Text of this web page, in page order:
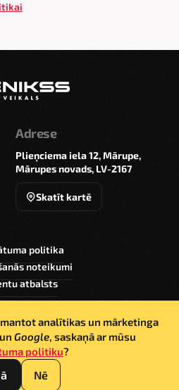
Adrese
Plieņciema iela 12, Mārupe,
Mārupes novads, LV-2167
Skatīt kartē
politika
noteikumi
atbalsts
saturs ir aizsargāts ar
tas pieder “SIA Alfor”
analītikas un mārketinga
un Google, saskaņā ar mūsu
politiku?
Nē